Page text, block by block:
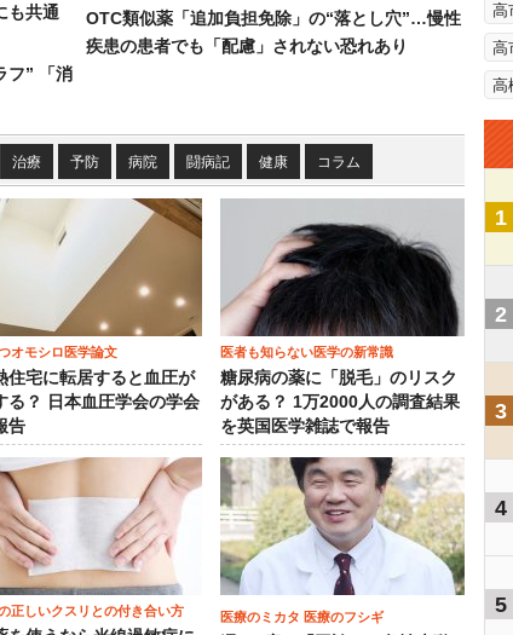
も共通
フ” 「消
OTC類似薬「追加負担免除」の“落とし穴”…慢性
疾患の患者でも「配慮」されない恐れあり
治療 予防 病院 闘病記 健康 コラム
オモシロ医学論文
住宅に転居すると血圧が
る？ 日本血圧学会の学会
告
医者も知らない医学の新常識
糖尿病の薬に「脱毛」のリスク
がある？ 1万2000人の調査結果
を英国医学雑誌で報告
正しいクスリとの付き合い方 医療のミカタ 医療のフシギ
高
高
高
1
2
3
4
5